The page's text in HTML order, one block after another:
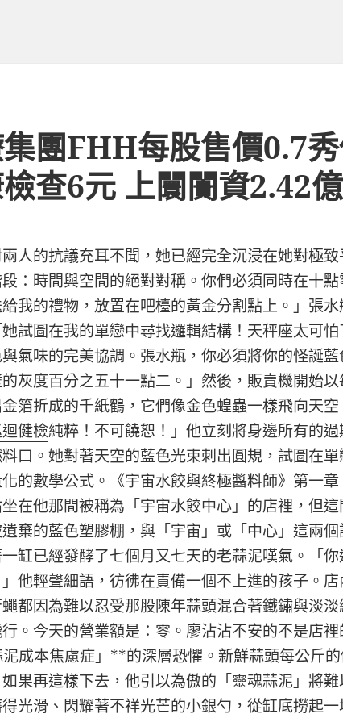
團FHH每股售價0.7
查6元 上闤闠資2.42
人的抗議充耳不聞，她已經完全沉浸在她對極致
段：時間與空間的絕對對稱。你們必須同時在十點
我的禮物，放置在吧檯的黃金分割點上。」張
試圖在我的單戀中尋找邏輯結構！天秤座太可
氣味的完美協調。張水瓶，你必須將你的怪誕
灰度百分之五十一點二。」然後，販賣機開始
箔折成的千紙鶴，它們像金色蝗蟲一樣飛向天
健檢純粹！不可饒恕！」他立刻將身邊所有的
口。她對著天空的藍色光束刺出圓規，試圖在
的數學公式。《宇宙水餃與終極醬料師》第一
在他那間被稱為「宇宙水餃中心」的店裡，但
棄的藍色塑膠棚，與「宇宙」或「中心」這兩
缸已經發酵了七個月又七天的老蒜泥嘆氣。「
他輕聲細語，彷彿在責備一個不上進的孩子。
都因為難以忍受那股陳年蒜頭混合著鐵鏽與淡
。今天的營業額是：零。廖沾沾不安的不是店
成本焦慮症」**的深層恐懼。新鮮蒜頭每公斤
果再這樣下去，他引以為傲的「靈魂蒜泥」將
光滑、閃耀著不祥光芒的小銀勺，從缸底撈起